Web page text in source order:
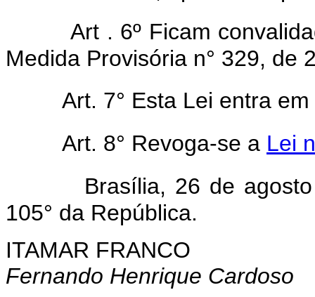
Art . 6º Ficam
Medida Provisória n° 329, de
Art. 7° Esta Lei entra
Art. 8° Revoga-se a Lei
Brasília, 26 de
105° da República.
ITAMAR FRANCO
Fernando Henrique Cardoso